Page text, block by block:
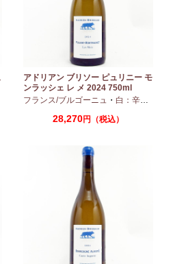
・ピノノワール
アドリアン ブリソー ピュリニー モ
ンラッシェ レ メ 2024 750ml
フランス/ブルゴーニュ ・ 白：辛口
28,270円（税込）